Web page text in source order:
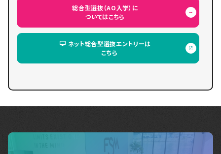
総合型選抜（AO入学）に
ついてはこちら
ネット総合型選抜エントリーは
こちら